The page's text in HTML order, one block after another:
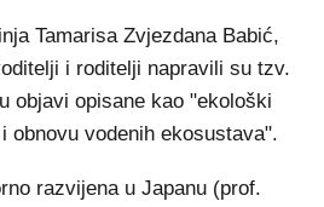
Tamarisa Zvjezdana Babić,
i roditelji napravili su tzv.
objavi opisane kao "ekološki
obnovu vodenih ekosustava".
razvijena u Japanu (prof.